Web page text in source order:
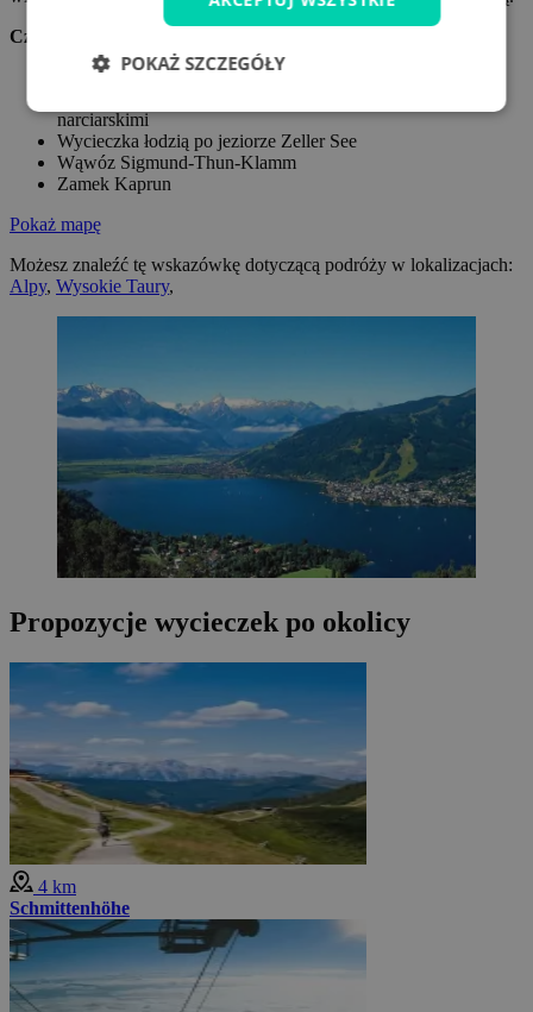
Czego nie przegapić w Zell am See
Platforma widokowa na lodowcu Kitzsteinhorn
narciarskimi
Wycieczka łodzią po jeziorze Zeller See
Wąwóz Sigmund-Thun-Klamm
Zamek Kaprun
Pokaż mapę
Możesz znaleźć tę wskazówkę dotyczącą podróży w lokalizacjach:
Alpy, Wysokie Taury,
Propozycje wycieczek po okolicy
4 km
Schmittenhöhe
POKAŻ SZCZEGÓŁY